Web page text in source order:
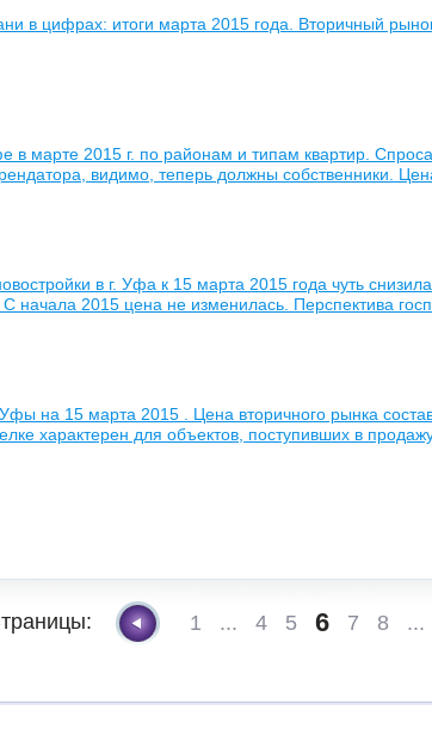
в цифрах: итоги марта 2015 года. Вторичный
в марте 2015 г. по районам и типам квартир. Спроса
видимо, теперь должны собственники.
в г. Уфа к 15 марта 2015 года чуть
начала 2015 цена не изменилась. Перспектива
на 15 марта 2015 . Цена вторичного рынка
характерен для объектов, поступивших в
1 ... 4 5 6 7 8 ...